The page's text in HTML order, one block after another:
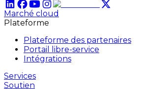
Marché cloud
Plateforme
Plateforme des partenaires
Portail libre-service
Intégrations
Services
Soutien